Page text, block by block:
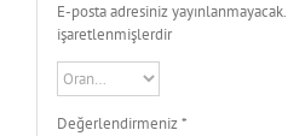
E-posta adresiniz yayınlanmayacak.
işaretlenmişlerdir
Değerlendirmeniz*